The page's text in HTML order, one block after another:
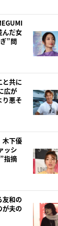
んだ女
”問
と共に
広が
り悪そ
木下優
ッシ
指摘
友和の
が夫の